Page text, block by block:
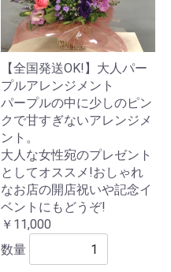
【全国発送OK!】大人パー
プルアレンジメント
パープルの中に少しのピン
クで甘すぎないアレンジメ
ント。
大人な女性宛のプレゼント
としてオススメ!おしゃれ
なお店の開店祝いや記念イ
ベントにもどうぞ!
￥11,000
数量